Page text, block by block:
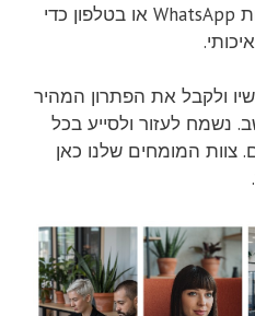
איתנו קשר באמצעות WhatsApp או בטלפון כדי
ולקבל את הפתרון המהיר
נשמח לעזור ולסייע בכל
המומחים שלנו כאן